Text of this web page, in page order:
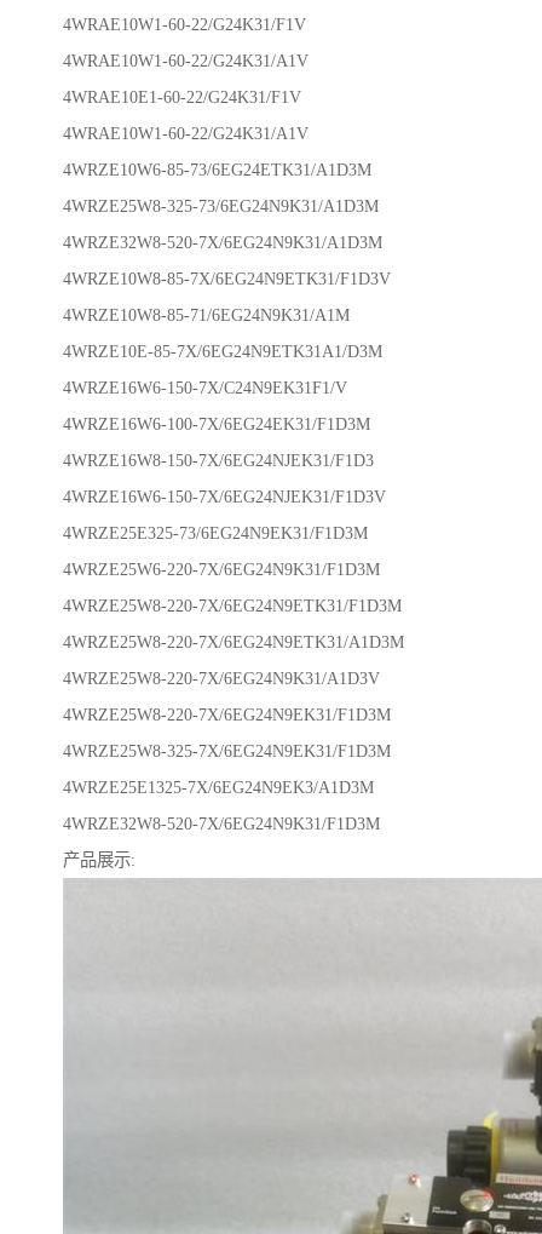
4WRAE10W1-60-22/G24K31/F1V
4WRAE10W1-60-22/G24K31/A1V
4WRAE10E1-60-22/G24K31/F1V
4WRAE10W1-60-22/G24K31/A1V
4WRZE10W6-85-73/6EG24ETK31/A1D3M
4WRZE25W8-325-73/6EG24N9K31/A1D3M
4WRZE32W8-520-7X/6EG24N9K31/A1D3M
4WRZE10W8-85-7X/6EG24N9ETK31/F1D3V
4WRZE10W8-85-71/6EG24N9K31/A1M
4WRZE10E-85-7X/6EG24N9ETK31A1/D3M
4WRZE16W6-150-7X/C24N9EK31F1/V
4WRZE16W6-100-7X/6EG24EK31/F1D3M
4WRZE16W8-150-7X/6EG24NJEK31/F1D3
4WRZE16W6-150-7X/6EG24NJEK31/F1D3V
4WRZE25E325-73/6EG24N9EK31/F1D3M
4WRZE25W6-220-7X/6EG24N9K31/F1D3M
4WRZE25W8-220-7X/6EG24N9ETK31/F1D3M
4WRZE25W8-220-7X/6EG24N9ETK31/A1D3M
4WRZE25W8-220-7X/6EG24N9K31/A1D3V
4WRZE25W8-220-7X/6EG24N9EK31/F1D3M
4WRZE25W8-325-7X/6EG24N9EK31/F1D3M
4WRZE25E1325-7X/6EG24N9EK3/A1D3M
4WRZE32W8-520-7X/6EG24N9K31/F1D3M
产品展示: